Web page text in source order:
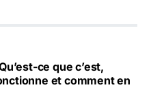
ce que c’est,
et comment en